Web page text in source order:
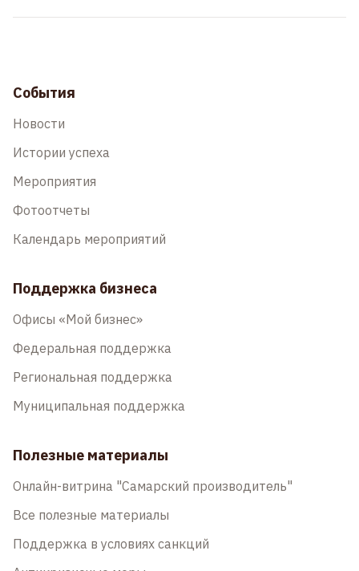
События
Новости
Истории успеха
Мероприятия
Фотоотчеты
Календарь мероприятий
Поддержка бизнеса
Офисы «Мой бизнес»
Федеральная поддержка
Региональная поддержка
Муниципальная поддержка
Полезные материалы
Онлайн-витрина "Самарский производитель"
Все полезные материалы
Поддержка в условиях санкций